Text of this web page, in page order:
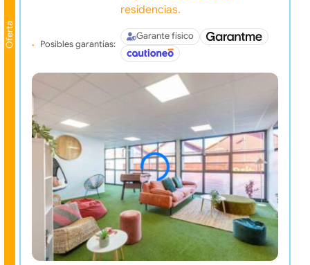
Oferta
residencias.
Posibles garantías:
Garante físico